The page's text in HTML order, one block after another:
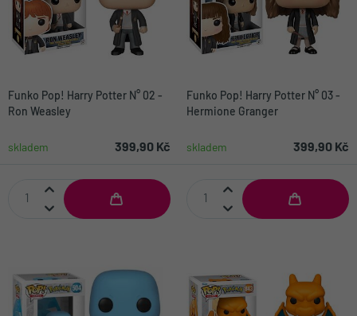
Funko Pop! Harry Potter N° 02 -
Ron Weasley
skladem 399,90 Kč
Funko Pop! Harry Potter N° 03 -
Hermione Granger
skladem 399,90 Kč